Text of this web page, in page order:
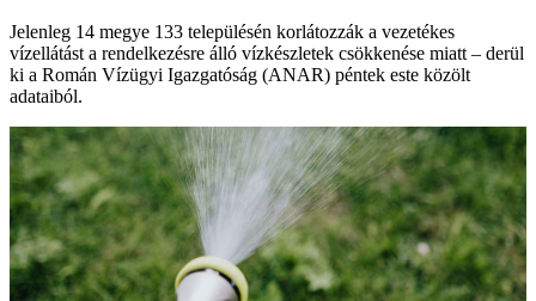
Jelenleg 14 megye 133 településén korlátozzák a vezetékes
vízellátást a rendelkezésre álló vízkészletek csökkenése miatt – derül
ki a Román Vízügyi Igazgatóság (ANAR) péntek este közölt
adataiból.